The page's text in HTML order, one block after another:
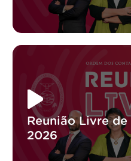
Reunião Livre de
2026